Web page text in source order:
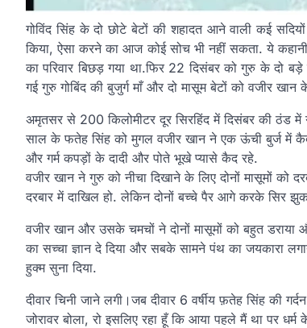
गोविंद सिंह के दो छोटे बेटों की शहादत आने वाली कई
किया, ऐसा करने का आज कोई सोच भी नहीं सकता. ये
का परिवार बिछड़ गया था.फिर 22 दिसंबर को गुरु के दो
गई गुरु गोबिंद की बुजुर्ग माँ और दो मासूम बेटों को वजीर खान
अमृतसर से 200 किलोमीटर दूर सिरहिंद में दिसंबर की ठंड में
साल के फतेह सिंह को मुगल वजीर खान ने एक ऊंची बुर्ज में
और गर्म कपड़ों के दादी और पोते भूखे प्यासे कैद रहे.
वजीर खान ने गुरु को नीचा दिखाने के लिए दोनों मासूमों को
दरबार में दाखिल हो. लेकिन दोनों बच्चे पैर आगे करके सिर
वजीर खान और उसके चमचों ने दोनों मासूमों को बहुत
का सच्चा ज्ञान दे दिया और सबके सामने पंथ का जयकारा
हुक्म सुना दिया.
दीवार चिनी जाने लगी।जब दीवार 6 वर्षीय फ़तेह सिंह की
जोरावर बोला, रो इसलिए रहा हूँ कि आया पहले मैं था पर धर्म